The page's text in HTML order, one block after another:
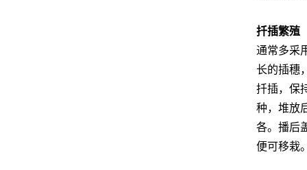
扦插繁殖
通常多采
长的插穗
扦插，保
种，堆放
各。播后
便可移栽